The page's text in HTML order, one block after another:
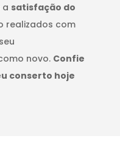
a satisfação do
realizados com
novo. Confie
conserto hoje